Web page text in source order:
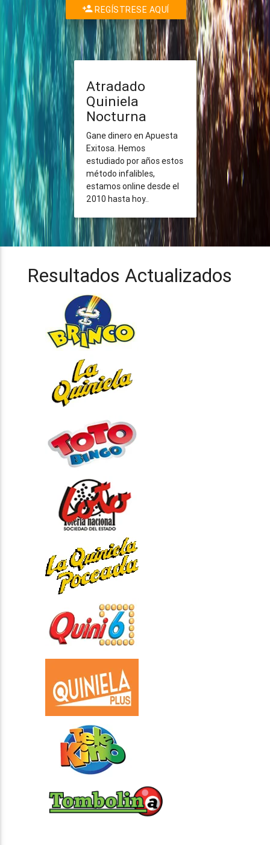
REGÍSTRESE AQUÍ
Atradado
Quiniela
Nocturna
Gane dinero en Apuesta
Exitosa. Hemos
estudiado por años estos
método infalibles,
estamos online desde el
2010 hasta hoy..
Resultados Actualizados